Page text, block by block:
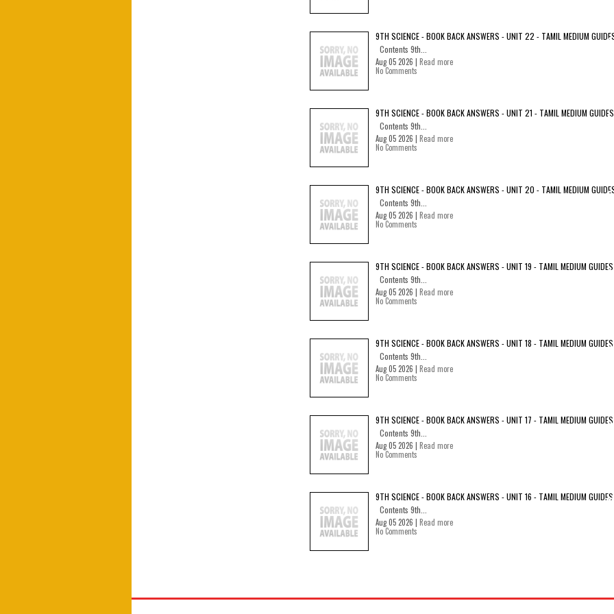
9TH SCIENCE - BOOK BACK ANSWERS - UNIT 22 - TAMIL MEDIUM
Contents 9th...
Aug 05 2026 | Read more
No Comments
9TH SCIENCE - BOOK BACK ANSWERS - UNIT 21 - TAMIL MEDIUM GUIDES
Contents 9th...
Aug 05 2026 | Read more
No Comments
9TH SCIENCE - BOOK BACK ANSWERS - UNIT 20 - TAMIL MEDIUM
Contents 9th...
Aug 05 2026 | Read more
No Comments
9TH SCIENCE - BOOK BACK ANSWERS - UNIT 19 - TAMIL MEDIUM GUIDES
Contents 9th...
Aug 05 2026 | Read more
No Comments
9TH SCIENCE - BOOK BACK ANSWERS - UNIT 18 - TAMIL MEDIUM GUIDES
Contents 9th...
Aug 05 2026 | Read more
No Comments
9TH SCIENCE - BOOK BACK ANSWERS - UNIT 17 - TAMIL MEDIUM GUIDES
Contents 9th...
Aug 05 2026 | Read more
No Comments
9TH SCIENCE - BOOK BACK ANSWERS - UNIT 16 - TAMIL MEDIUM GUIDES
Contents 9th...
Aug 05 2026 | Read more
No Comments